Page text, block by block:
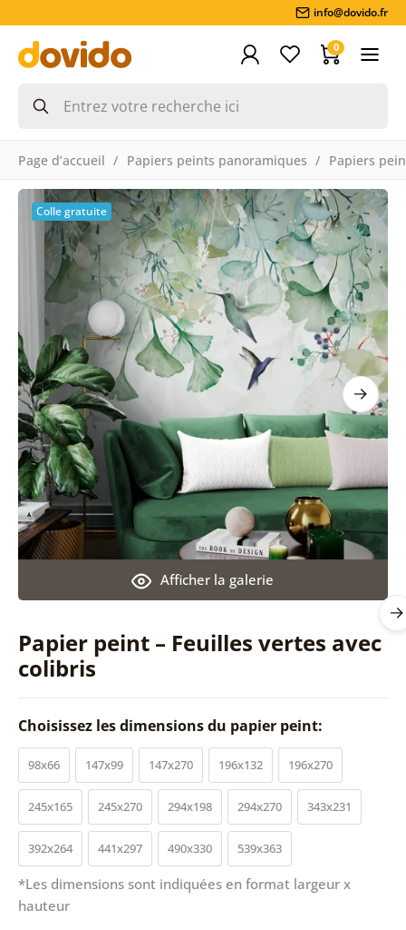
info@dovido.fr
0
Page d’accueil Papiers peints panoramiques Papiers
Papier peint – Feuilles vertes avec
colibris
Afficher la galerie
Colle gratuite
Choisissez les dimensions du papier peint:
98x66 147x99 147x270 196x132 196x270
245x165 245x270 294x198 294x270 343x231
392x264 441x297 490x330 539x363
*Les dimensions sont indiquées en format largeur x
hauteur